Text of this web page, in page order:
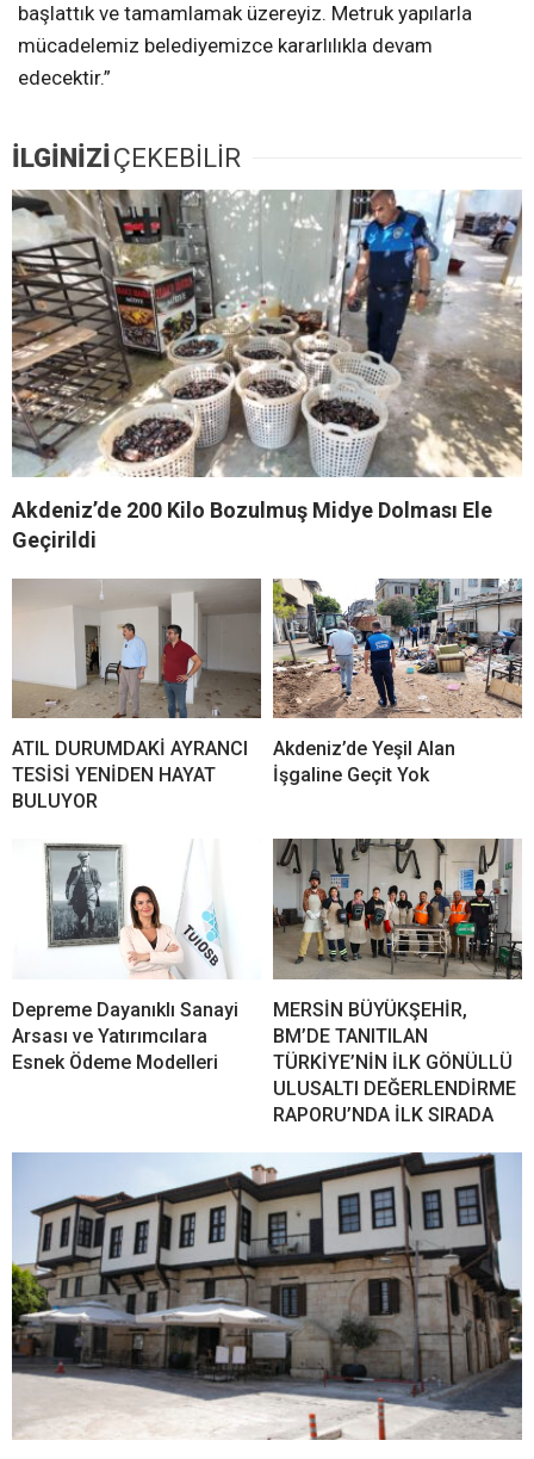
başlattık ve tamamlamak üzereyiz. Metruk yapılarla
mücadelemiz belediyemizce kararlılıkla devam
edecektir.”
İLGİNİZİÇEKEBİLİR
Akdeniz’de 200 Kilo Bozulmuş Midye Dolması Ele
Geçirildi
ATIL DURUMDAKİ AYRANCI
TESİSİ YENİDEN HAYAT
BULUYOR
Akdeniz’de Yeşil Alan
İşgaline Geçit Yok
Depreme Dayanıklı Sanayi
Arsası ve Yatırımcılara
Esnek Ödeme Modelleri
MERSİN BÜYÜKŞEHİR,
BM’DE TANITILAN
TÜRKİYE’NİN İLK GÖNÜLLÜ
ULUSALTI DEĞERLENDİRME
RAPORU’NDA İLK SIRADA